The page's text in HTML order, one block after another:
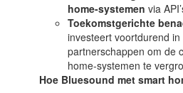
home-systemen via
Toekomstgerichte
investeert voortdurend
partnerschappen om de
home-systemen te
Hoe Bluesound met smart